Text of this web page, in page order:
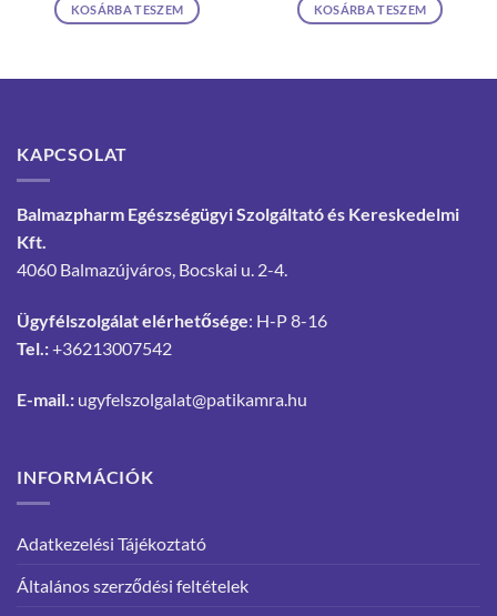
KOSÁRBA TESZEM KOSÁRBA TESZEM
KAPCSOLAT
Balmazpharm Egészségügyi Szolgáltató és Kereskedelmi
Kft.
4060 Balmazújváros, Bocskai u. 2-4.
Ügyfélszolgálat elérhetősége: H-P 8-16
Tel.:+36213007542
E-mail.: ugyfelszolgalat@patikamra.hu
INFORMÁCIÓK
Adatkezelési Tájékoztató
Általános szerződési feltételek